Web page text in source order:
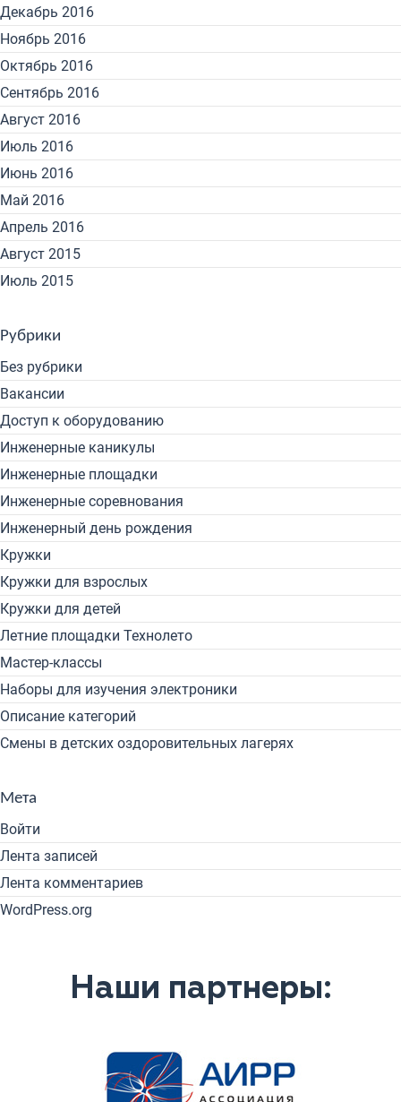
Декабрь 2016
Ноябрь 2016
Октябрь 2016
Сентябрь 2016
Август 2016
Июль 2016
Июнь 2016
Май 2016
Апрель 2016
Август 2015
Июль 2015
Рубрики
Без рубрики
Вакансии
Доступ к оборудованию
Инженерные каникулы
Инженерные площадки
Инженерные соревнования
Инженерный день рождения
Кружки
Кружки для взрослых
Кружки для детей
Летние площадки Технолето
Мастер-классы
Наборы для изучения электроники
Описание категорий
Смены в детских оздоровительных лагерях
Мета
Войти
Лента записей
Лента комментариев
WordPress.org
Наши партнеры: